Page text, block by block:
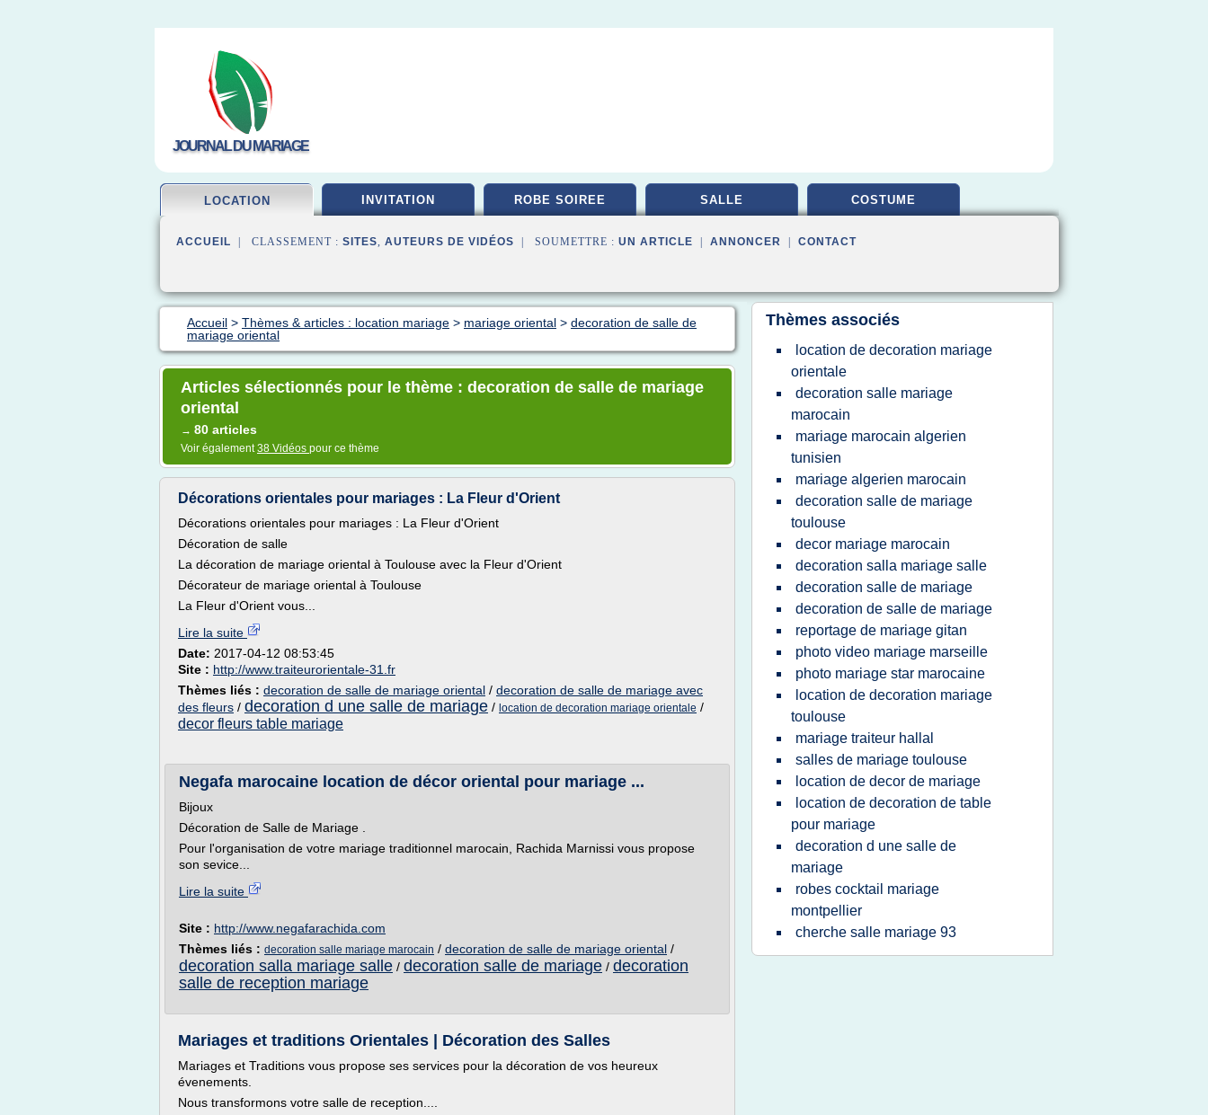
JOURNAL DU MARIAGE
LOCATION INVITATION ROBE SOIREE SALLE COSTUME
ACCUEIL | CLASSEMENT : SITES, AUTEURS DE VIDÉOS | SOUMETTRE : UN ARTICLE ANNONCER CONTACT
Accueil > Thèmes & articles : location mariage > mariage oriental > decoration de salle de
mariage oriental
Articles sélectionnés pour le thème : decoration de salle de mariage
oriental
→ 80 articles
Voir également38 Vidéos pour ce thème
Décorations orientales pour mariages : La Fleur d'Orient
Décorations orientales pour mariages : La Fleur d'Orient
Décoration de salle
La décoration de mariage oriental à Toulouse avec la Fleur d'Orient
Décorateur de mariage oriental à Toulouse
La Fleur d'Orient vous...
Lire la suite
Date: 2017-04-12 08:53:45
Site : http://www.traiteurorientale-31.fr
Thèmes liés : decoration de salle de mariage oriental / decoration de salle de mariage avec
des fleurs / decoration d une salle de mariage / location de decoration mariage orientale /
decor fleurs table mariage
Negafa marocaine location de décor oriental pour mariage ...
Bijoux
Décoration de Salle de Mariage .
Pour l'organisation de votre mariage traditionnel marocain, Rachida Marnissi vous propose
son sevice...
Lire la suite
Site : http://www.negafarachida.com
Thèmes liés : decoration salle mariage marocain / decoration de salle de mariage oriental /
decoration salla mariage salle / decoration salle de mariage / decoration
salle de reception mariage
Mariages et traditions Orientales | Décoration des Salles
Mariages et Traditions vous propose ses services pour la décoration de vos heureux
évenements.
Nous transformons votre salle de reception....
Thèmes associés
location de decoration mariage
orientale
decoration salle mariage
marocain
mariage marocain algerien
tunisien
mariage algerien marocain
decoration salle de mariage
toulouse
decor mariage marocain
decoration salla mariage salle
decoration salle de mariage
decoration de salle de mariage
reportage de mariage gitan
photo video mariage marseille
photo mariage star marocaine
location de decoration mariage
toulouse
mariage traiteur hallal
salles de mariage toulouse
location de decor de mariage
location de decoration de table
pour mariage
decoration d une salle de
mariage
robes cocktail mariage
montpellier
cherche salle mariage 93